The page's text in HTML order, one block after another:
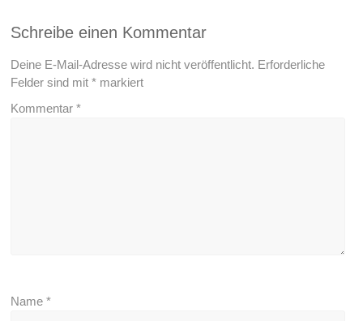
Schreibe einen Kommentar
Deine E-Mail-Adresse wird nicht veröffentlicht. Erforderliche
Felder sind mit* markiert
Kommentar*
Name*